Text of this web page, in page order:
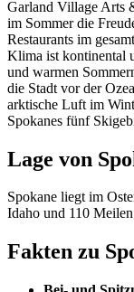
Garland Village Arts
im Sommer die
Restaurants im
Klima ist kontinental
und warmen
die Stadt vor der
arktische Luft im
Spokanes fünf
Lage von
Spokane liegt im
Idaho und 110
Fakten zu